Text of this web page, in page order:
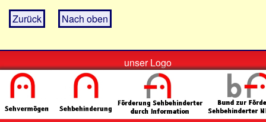
Zurück Nach oben
unser Logo